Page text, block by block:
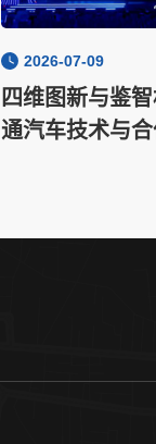
2026-07-09
四维图新与鉴
通汽车技术与